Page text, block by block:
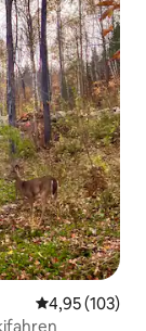
4,95 (103)